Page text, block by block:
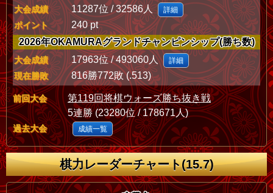
大会成績 11287位 / 32586人 詳細
ポイント
240 pt
2026年OKAMURAグランドチャンピンシップ(勝ち数)
大会成績 17963位 / 493060人 詳細
現在勝敗 816勝772敗 (.513)
前回大会
第119回将棋ウォーズ勝ち抜き戦
5連勝 (23280位 / 178671人)
過去大会 成績一覧
棋力レーダーチャート(15.7)